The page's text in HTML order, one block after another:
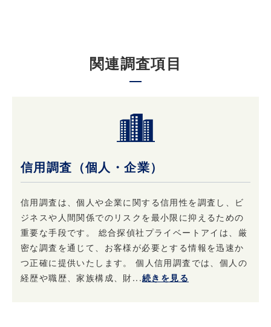
ることはありません。
所、検察庁、警察、 弁護士会、消費者センター
またはこれらに準じた権限を有する機関から、
に応じて情報を開示することがあります。及び
当社の権利や財産を保護する目的で開示するこ
とがあります。
4. 個人情報はいつでも変更・訂正または削除で
きます
当社は、ご本人からお申し出があったときは、
関連調査項目
信用調査（個人・企業）
信用調査は、個人や企業に関する信用性を調査し、ビ
ジネスや人間関係でのリスクを最小限に抑えるための
重要な手段です。 総合探偵社プライベートアイは、厳
密な調査を通じて、お客様が必要とする情報を迅速か
つ正確に提供いたします。 個人信用調査では、個人の
経歴や職歴、家族構成、財...続きを見る